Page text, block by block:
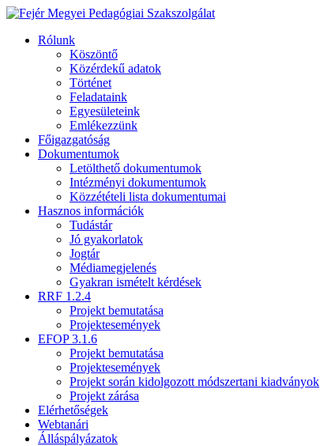
Rólunk
Köszöntő
Közérdekű adatok
Történet
Feladataink
Egyesületeink
Emlékezzünk
Főigazgatóság
Dokumentumok
Letölthető dokumentumok
Intézményi dokumentumok
Közzétételi lista dokumentumai
Hasznos információk
Tudástár
Jó gyakorlatok
Jogtár
Médiamegjelenés
Gyakran ismételt kérdések
RRF 1.2.4
Projekt bemutatása
Projektesemények
EFOP 3.1.6
Projekt bemutatása
Projektesemények
Projekt során kidolgozott módszertani kiadványok
Projekt zárása
Elérhetőségek
Webtanári
Álláspályázatok